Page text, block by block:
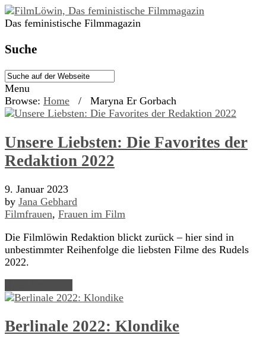
Das feministische Filmmagazin
Suche
Menu
Browse: Home / Maryna Er Gorbach
Unsere Liebsten: Die Favorites der
Redaktion 2022
9. Januar 2023
by Jana Gebhard
Filmfrauen, Frauen im Film
Die Filmlöwin Redaktion blickt zurück – hier sind in
unbestimmter Reihenfolge die liebsten Filme des Rudels
2022.
Berlinale 2022: Klondike